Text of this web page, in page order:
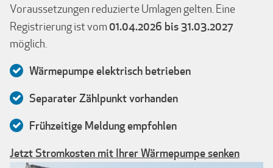
Voraussetzungen reduzierte Umlagen gelten. Eine
Registrierung ist vom 01.04.2026 bis 31.03.2027
möglich.
Wärmepumpe elektrisch betrieben
Separater Zählpunkt vorhanden
Frühzeitige Meldung empfohlen
Jetzt Stromkosten mit Ihrer Wärmepumpe senken